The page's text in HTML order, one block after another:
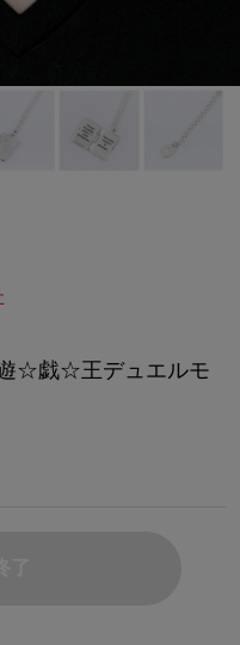
☆戯☆王デュエルモ